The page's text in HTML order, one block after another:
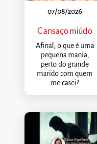
07/08/2026
Cansaço miúdo
Afinal, o que é uma
pequena mania,
perto do grande
marido com quem
me casei?